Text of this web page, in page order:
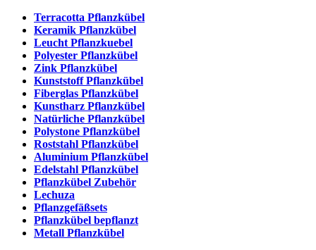
Terracotta Pflanzkübel
Keramik Pflanzkübel
Leucht Pflanzkuebel
Polyester Pflanzkübel
Zink Pflanzkübel
Kunststoff Pflanzkübel
Fiberglas Pflanzkübel
Kunstharz Pflanzkübel
Natürliche Pflanzkübel
Polystone Pflanzkübel
Roststahl Pflanzkübel
Aluminium Pflanzkübel
Edelstahl Pflanzkübel
Pflanzkübel Zubehör
Lechuza
Pflanzgefäßsets
Pflanzkübel bepflanzt
Metall Pflanzkübel